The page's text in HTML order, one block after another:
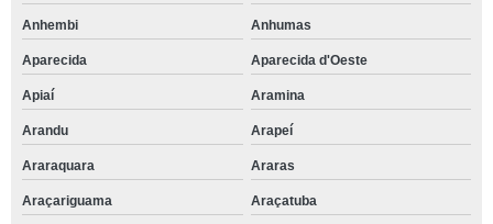
Anhembi Anhumas
Aparecida Aparecida d'Oeste
Apiaí Aramina
Arandu Arapeí
Araraquara Araras
Araçariguama Araçatuba